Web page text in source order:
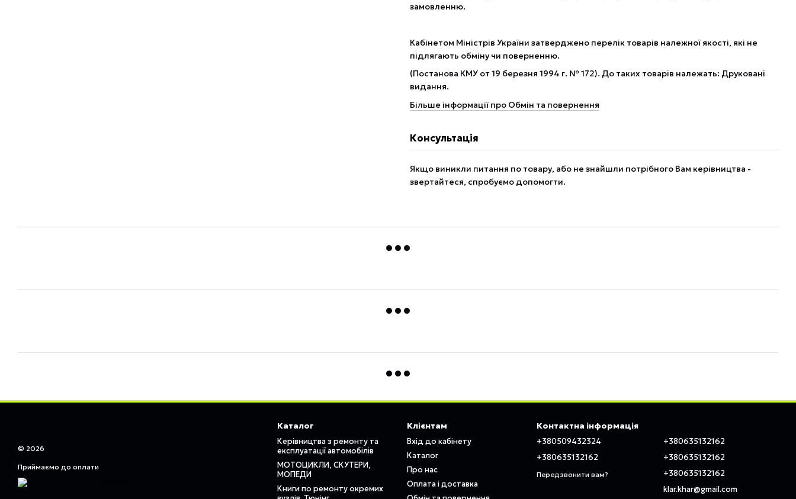
замовленню.
Кабінетом Міністрів України затверджено перелік товарів належної якості, які не
підлягають обміну чи поверненню.
(Постанова КМУ от 19 березня 1994 г. № 172). До таких товарів належать: Друковані
видання.
Більше інформації про Обмін та повернення
Консультація
Якщо виникли питання по товару, або не знайшли потрібного Вам керівництва -
звертайтеся, спробуємо допомогти.
© 2026
Приймаємо до оплати
Каталог
Керівництва з ремонту та
експлуатації автомобілів
МОТОЦИКЛИ, СКУТЕРИ,
МОПЕДИ
Книги по ремонту окремих
Клієнтам
Вхід до кабінету
Каталог
Про нас
Оплата і доставка
Контактна інформація
+380509432324
+380635132162
Передзвонити вам?
+380635132162
+380635132162
+380635132162
klar.khar@gmail.com